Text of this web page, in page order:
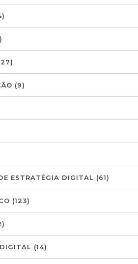
(9)
ESTRATÉGIA DIGITAL (61)
(123)
(14)